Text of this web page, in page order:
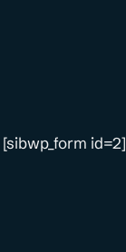
[sibwp_form id=2]